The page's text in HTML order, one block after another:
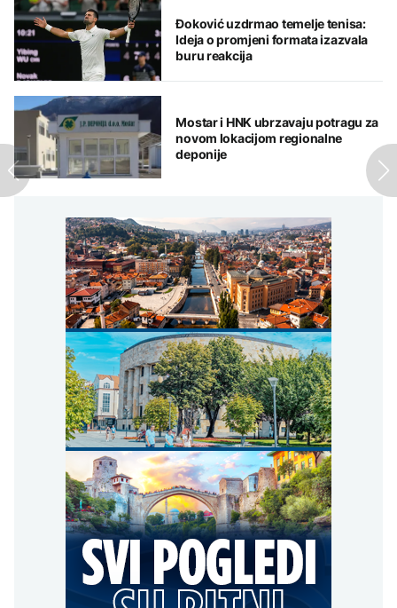
Đoković uzdrmao temelje tenisa:
Ideja o promjeni formata izazvala
buru reakcija
Mostar i HNK ubrzavaju potragu za
novom lokacijom regionalne
deponije